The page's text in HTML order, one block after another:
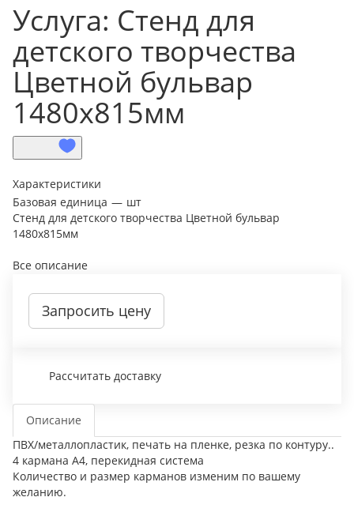
Услуга: Стенд для
детского творчества
Цветной бульвар
1480х815мм
Характеристики
Базовая единица — шт
Стенд для детского творчества Цветной бульвар
1480х815мм
Все описание
Запросить цену
Рассчитать доставку
Описание
ПВХ/металлопластик, печать на пленке, резка по контуру..
4 кармана А4, перекидная система
Количество и размер карманов изменим по вашему
желанию.